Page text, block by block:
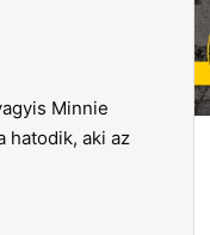
Minnie
hatodik, aki az